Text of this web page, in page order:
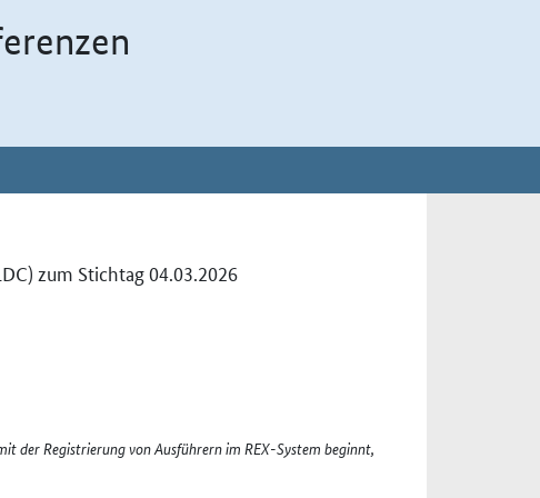
zum Stichtag 04.03.2026
der Registrierung von Ausführern im REX-System beginnt,